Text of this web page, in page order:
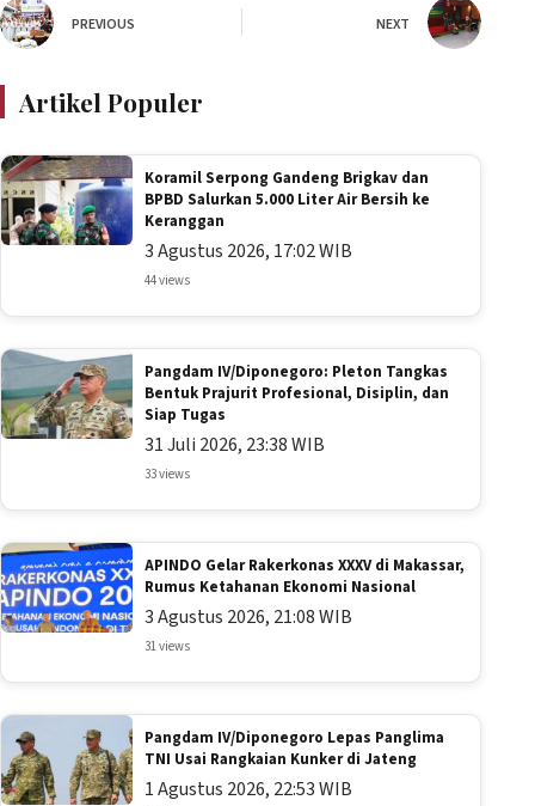
PREVIOUS NEXT
Artikel Populer
Koramil Serpong Gandeng Brigkav dan
BPBD Salurkan 5.000 Liter Air Bersih ke
Keranggan
3 Agustus 2026, 17:02 WIB
44 views
Pangdam IV/Diponegoro: Pleton Tangkas
Bentuk Prajurit Profesional, Disiplin, dan
Siap Tugas
31 Juli 2026, 23:38 WIB
33 views
APINDO Gelar Rakerkonas XXXV di Makassar,
Rumus Ketahanan Ekonomi Nasional
3 Agustus 2026, 21:08 WIB
31 views
Pangdam IV/Diponegoro Lepas Panglima
TNI Usai Rangkaian Kunker di Jateng
1 Agustus 2026, 22:53 WIB